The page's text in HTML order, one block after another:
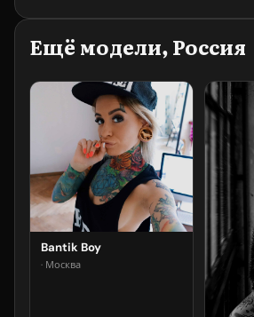
Ещё модели, Россия
Bantik Boy
· Москва